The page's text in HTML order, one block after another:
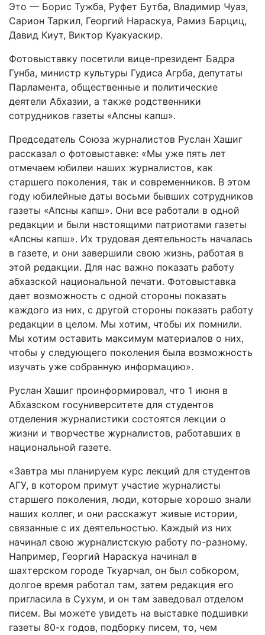
Это — Борис Тужба, Руфет Бутба, Владимир Чуаз,
Сарион Таркил, Георгий Нараскуа, Рамиз Барциц,
Давид Киут, Виктор Куакуаскир.
Фотовыставку посетили вице-президент Бадра
Гунба, министр культуры Гудиса Агрба, депутаты
Парламента, общественные и политические
деятели Абхазии, а также родственники
сотрудников газеты «Апсны капш».
Председатель Союза журналистов Руслан Хашиг
рассказал о фотовыставке: «Мы уже пять лет
отмечаем юбилеи наших журналистов, как
старшего поколения, так и современников. В этом
году юбилейные даты восьми бывших сотрудников
газеты «Апсны капш». Они все работали в одной
редакции и были настоящими патриотами газеты
«Апсны капш». Их трудовая деятельность началась
в газете, и они завершили свою жизнь, работая в
этой редакции. Для нас важно показать работу
абхазской национальной печати. Фотовыставка
дает возможность с одной стороны показать
каждого из них, с другой стороны показать работу
редакции в целом. Мы хотим, чтобы их помнили.
Мы хотим оставить максимум материалов о них,
чтобы у следующего поколения была возможность
изучать уже собранную информацию».
Руслан Хашиг проинформировал, что 1 июня в
Абхазском госуниверситете для студентов
отделения журналистики состоятся лекции о
жизни и творчестве журналистов, работавших в
национальной газете.
«Завтра мы планируем курс лекций для студентов
АГУ, в котором примут участие журналисты
старшего поколения, люди, которые хорошо знали
наших коллег, и они расскажут живые истории,
связанные с их деятельностью. Каждый из них
начинал свою журналистскую работу по-разному.
Например, Георгий Нараскуа начинал в
шахтерском городе Ткуарчал, он был собкором,
долгое время работал там, затем редакция его
пригласила в Сухум, и он там заведовал отделом
писем. Вы можете увидеть на выставке подшивки
газеты 80-х годов, подборку писем, то, чем